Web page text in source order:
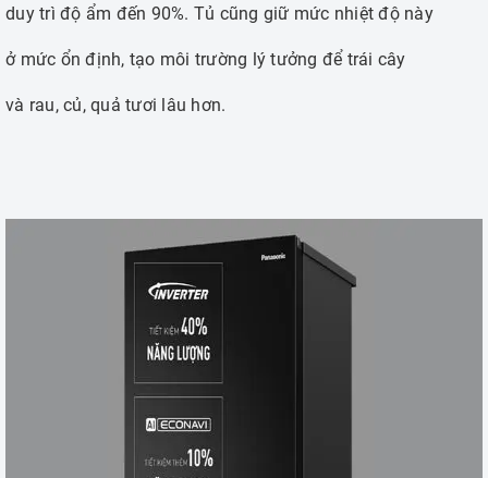
duy trì độ ẩm đến 90%. Tủ cũng giữ mức nhiệt độ này
ở mức ổn định, tạo môi trường lý tưởng để trái cây
và rau, củ, quả tươi lâu hơn.